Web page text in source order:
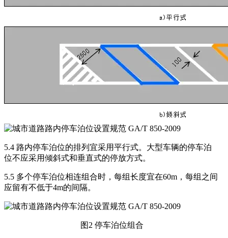
5.4 路内停车泊位的排列宜采用平行式。大型车辆的停车泊
位不应采用倾斜式和垂直式的停放方式。
5.5 多个停车泊位相连组合时，每组长度宜在60m，每组之间
应留有不低于4m的间隔。
图2 停车泊位组合